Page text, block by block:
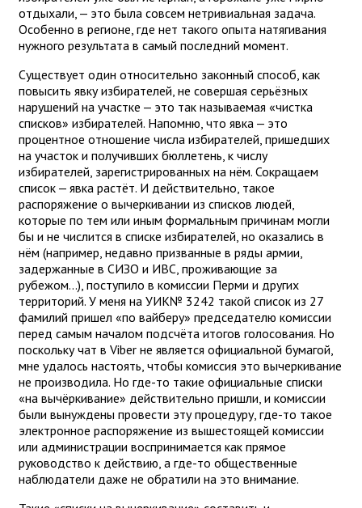
отдыхали, — это была совсем нетривиальная задача.
Особенно в регионе, где нет такого опыта натягивания
нужного результата в самый последний момент.
Существует один относительно законный способ, как
повысить явку избирателей, не совершая серьёзных
нарушений на участке — это так называемая «чистка
списков» избирателей. Напомню, что явка — это
процентное отношение числа избирателей, пришедших
на участок и получивших бюллетень, к числу
избирателей, зарегистрированных на нём. Сокращаем
список — явка растёт. И действительно, такое
распоряжение о вычеркивании из списков людей,
которые по тем или иным формальным причинам могли
бы и не числится в списке избирателей, но оказались в
нём (например, недавно призванные в ряды армии,
задержанные в СИЗО и ИВС, проживающие за
рубежом...), поступило в комиссии Перми и других
территорий. У меня на УИК№ 3242 такой список из 27
фамилий пришел «по вайберу» председателю комиссии
перед самым началом подсчёта итогов голосования. Но
поскольку чат в Viber не является официальной бумагой,
мне удалось настоять, чтобы комиссия это вычеркивание
не производила. Но где-то такие официальные списки
«на вычёркивание» действительно пришли, и комиссии
были вынуждены провести эту процедуру, где-то такое
электронное распоряжение из вышестоящей комиссии
или администрации воспринимается как прямое
руководство к действию, а где-то общественные
наблюдатели даже не обратили на это внимание.